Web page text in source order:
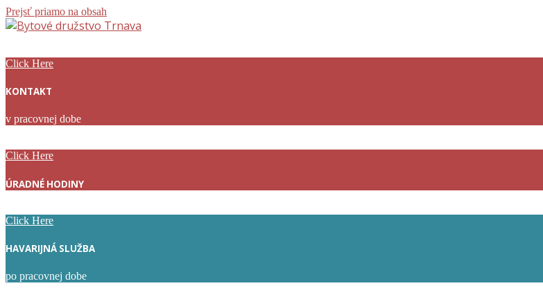
Prejsť priamo na obsah
družstvo
Trnava
Click Here
KONTAKT
v pracovnej dobe
Click Here
ÚRADNÉ HODINY
Click Here
HAVARIJNÁ SLUŽBA
po pracovnej dobe